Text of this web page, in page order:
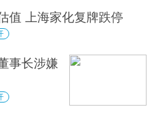
值 上海家化复牌跌停
事长涉嫌